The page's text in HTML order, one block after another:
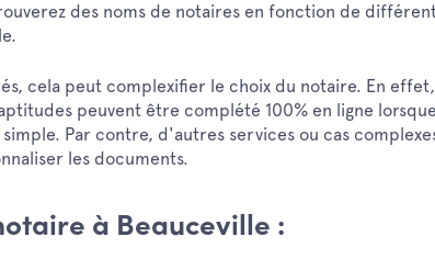
des noms de notaires en fonction de
cela peut complexifier le choix du notaire. En effet,
peuvent être complété 100% en ligne lorsque
Par contre, d'autres services ou cas
les documents.
à Beauceville :